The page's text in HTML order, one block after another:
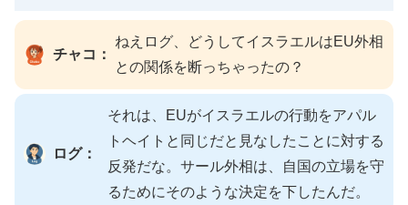
チャコ：
ねえログ、どうしてイスラエルはEU外相
との関係を断っちゃったの？
ログ：
それは、EUがイスラエルの行動をアパル
トヘイトと同じだと見なしたことに対する
反発だな。サール外相は、自国の立場を守
るためにそのような決定を下したんだ。